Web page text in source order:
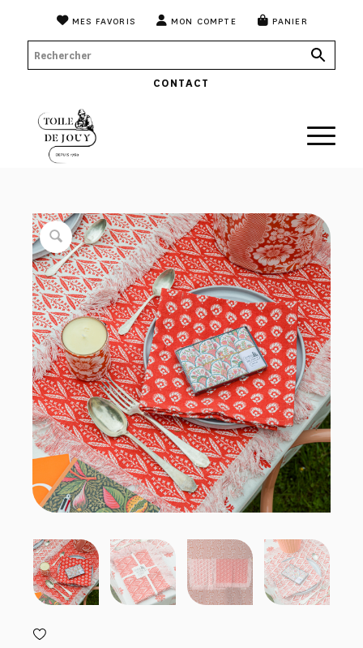
MES FAVORIS MON COMPTE PANIER
CONTACT